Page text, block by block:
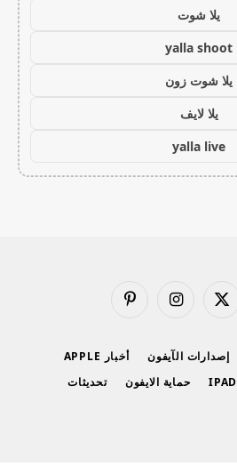
يلا شوت
yalla shoot
يلا شوت زون
يلا لايف
yalla live
X
الانستغرامبينتيريست
إصدارات الآيفون
أخبار APPLE
IPAD حماية الايفون تحديثات